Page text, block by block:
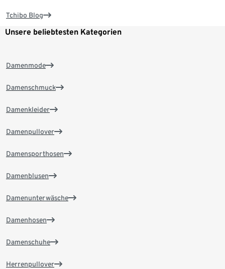
Tchibo Blog
Unsere beliebtesten Kategorien
Damenmode
Damenschmuck
Damenkleider
Damenpullover
Damensporthosen
Damenblusen
Damenunterwäsche
Damenhosen
Damenschuhe
Herrenpullover